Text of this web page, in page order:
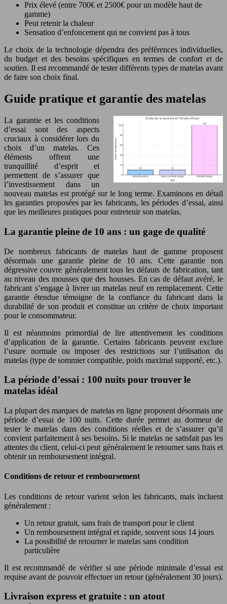
Prix élevé (entre 700€ et 2500€ pour un modèle haut de
gamme)
Peut retenir la chaleur
Sensation d’enfoncement qui ne convient pas à tous
Le choix de la technologie dépendra des préférences individuelles,
du budget et des besoins spécifiques en termes de confort et de
soutien. Il est recommandé de tester différents types de matelas avant
de faire son choix final.
Guide pratique et garantie des matelas
La garantie et les conditions
d’essai sont des aspects
cruciaux à considérer lors du
choix d’un matelas. Ces
éléments offrent une
tranquillité d’esprit et
permettent de s’assurer que
l’investissement dans un
nouveau matelas est protégé sur le long terme. Examinons en détail
les garanties proposées par les fabricants, les périodes d’essai, ainsi
que les meilleures pratiques pour entretenir son matelas.
La garantie pleine de 10 ans : un gage de qualité
De nombreux fabricants de matelas haut de gamme proposent
désormais une garantie pleine de 10 ans. Cette garantie non
dégressive couvre généralement tous les défauts de fabrication, tant
au niveau des mousses que des housses. En cas de défaut avéré, le
fabricant s’engage à livrer un matelas neuf en remplacement. Cette
garantie étendue témoigne de la confiance du fabricant dans la
durabilité de son produit et constitue un critère de choix important
pour le consommateur.
Il est néanmoins primordial de lire attentivement les conditions
d’application de la garantie. Certains fabricants peuvent exclure
l’usure normale ou imposer des restrictions sur l’utilisation du
matelas (type de sommier compatible, poids maximal supporté, etc.).
La période d’essai : 100 nuits pour trouver le
matelas idéal
La plupart des marques de matelas en ligne proposent désormais une
période d’essai de 100 nuits. Cette durée permet au dormeur de
tester le matelas dans des conditions réelles et de s’assurer qu’il
convient parfaitement à ses besoins. Si le matelas ne satisfait pas les
attentes du client, celui-ci peut généralement le retourner sans frais et
obtenir un remboursement intégral.
Conditions de retour et remboursement
Les conditions de retour varient selon les fabricants, mais incluent
généralement :
Un retour gratuit, sans frais de transport pour le client
Un remboursement intégral et rapide, souvent sous 14 jours
La possibilité de retourner le matelas sans condition
particulière
Il est recommandé de vérifier si une période minimale d’essai est
requise avant de pouvoir effectuer un retour (généralement 30 jours).
Livraison express et gratuite : un atout